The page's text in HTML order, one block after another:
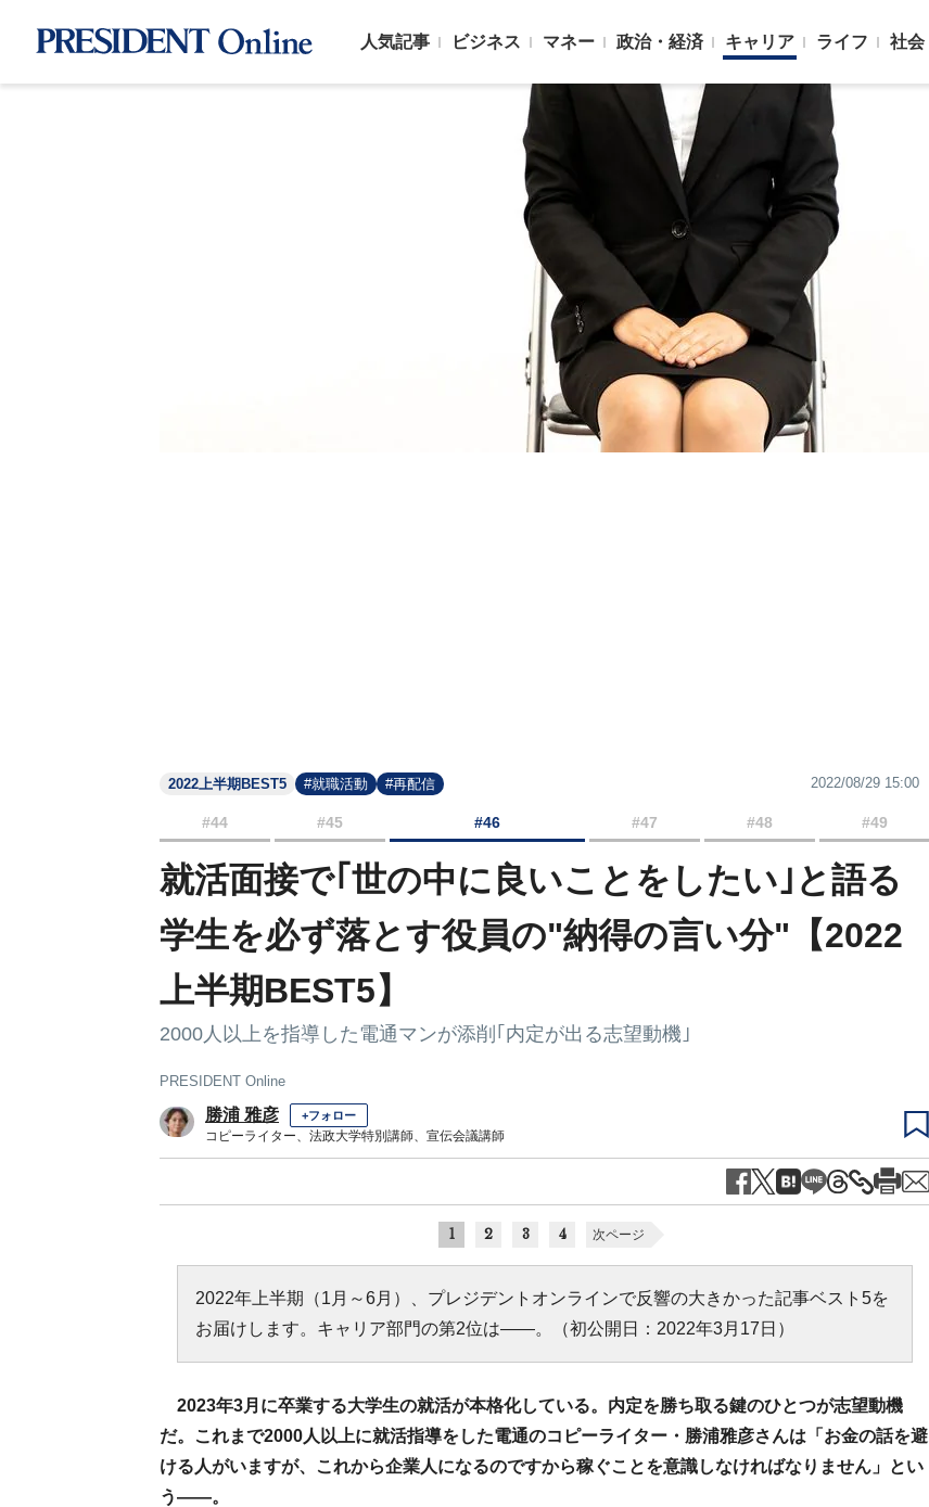
人気記事 ビジネス マネー 政治・経済 キャリア ライフ 社会
2022上半期BEST5 #就職活動 #再配信 2022/08/29 15:00
#44 #45 #46 #47 #48 #49
就活面接で｢世の中に良いことをしたい｣と語る
学生を必ず落とす役員の"納得の言い分"【2022
上半期BEST5】
2000人以上を指導した電通マンが添削｢内定が出る志望動機｣
PRESIDENT Online
勝浦 雅彦 +フォロー
コピーライター、法政大学特別講師、宣伝会議講師
1 2 3 4 次ページ
2022年上半期（1月～6月）、プレジデントオンラインで反響の大きかった記事ベスト5を
お届けします。キャリア部門の第2位は――。（初公開日：2022年3月17日）
2023年3月に卒業する大学生の就活が本格化している。内定を勝ち取る鍵のひとつが志望動機
だ。これまで2000人以上に就活指導をした電通のコピーライター・勝浦雅彦さんは「お金の話を避
ける人がいますが、これから企業人になるのですから稼ぐことを意識しなければなりません」とい
う――。